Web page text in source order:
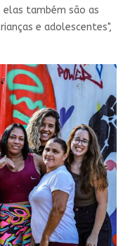
elas também são as
e adolescentes",